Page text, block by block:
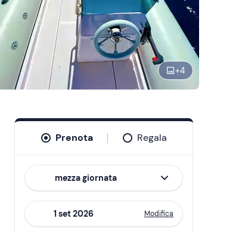
+4
Prenota Regala
mezza giornata
Modifica